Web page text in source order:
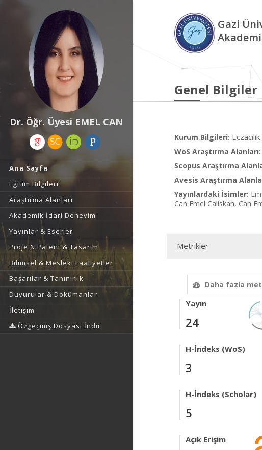
Dr. Öğr. Üyesi EMEL CAN
Ana Sayfa
Eğitim Bilgileri
Araştırma Alanları
Akademik İdari Deneyim
Yayınlar & Eserler
Proje & Patent & Tasarım
Bilimsel & Mesleki Faaliyetler
Başarılar & Tanınırlık
Duyurular & Dokümanlar
İletişim
Özgeçmiş Dosyası İndir
Gazi
Genel Bilgiler
Kurum Bilgileri:
WoS Araştırma Alanları:
Scopus Araştırma
Avesis Araştırma
Yayınlardaki İsimler:
Can Emel Caliskan, Can
Metrikler
Daha fazla
Yayın
24
H-İndeks (WoS)
3
H-İndeks (Scholar)
5
Açık Erişim